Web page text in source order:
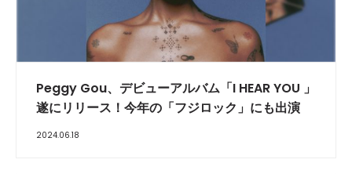
Peggy Gou、デビューアルバム「I HEAR YOU 」
遂にリリース！今年の「フジロック」にも出演
2024.06.18